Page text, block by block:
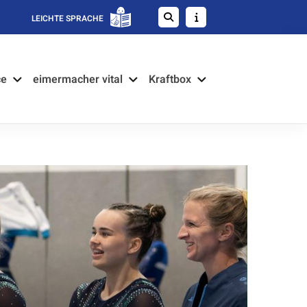
LEICHTE SPRACHE
eimermacher vital Kraftbox